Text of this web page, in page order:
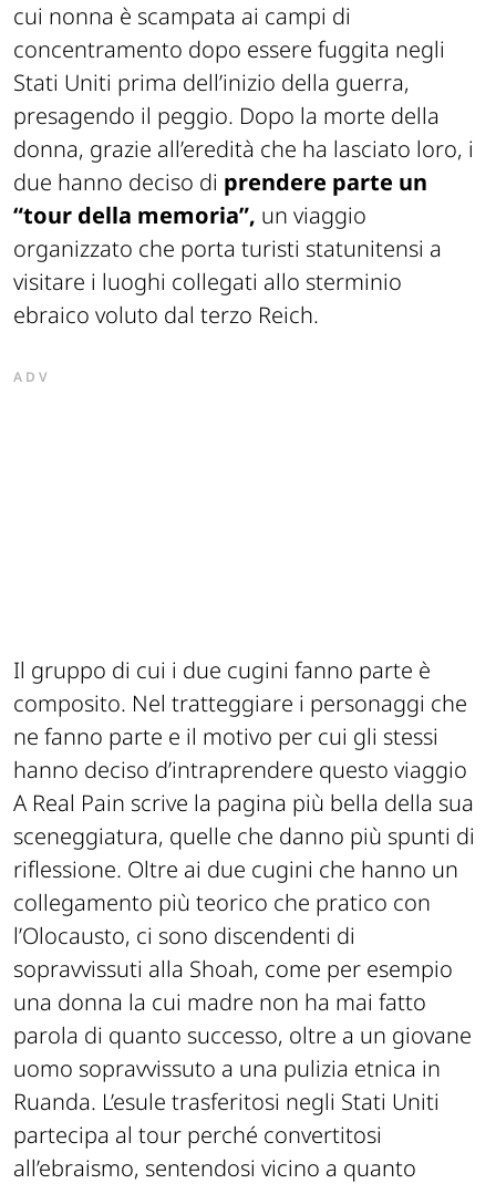
cui nonna è scampata ai campi di
concentramento dopo essere fuggita negli
Stati Uniti prima dell’inizio della guerra,
presagendo il peggio. Dopo la morte della
donna, grazie all’eredità che ha lasciato loro, i
due hanno deciso di prendere parte un
“tour della memoria”, un viaggio
organizzato che porta turisti statunitensi a
visitare i luoghi collegati allo sterminio
ebraico voluto dal terzo Reich.
ADV
Il gruppo di cui i due cugini fanno parte è
composito. Nel tratteggiare i personaggi che
ne fanno parte e il motivo per cui gli stessi
hanno deciso d’intraprendere questo viaggio
A Real Pain scrive la pagina più bella della sua
sceneggiatura, quelle che danno più spunti di
riflessione. Oltre ai due cugini che hanno un
collegamento più teorico che pratico con
l’Olocausto, ci sono discendenti di
sopravvissuti alla Shoah, come per esempio
una donna la cui madre non ha mai fatto
parola di quanto successo, oltre a un giovane
uomo sopravvissuto a una pulizia etnica in
Ruanda. L’esule trasferitosi negli Stati Uniti
partecipa al tour perché convertitosi
all’ebraismo, sentendosi vicino a quanto